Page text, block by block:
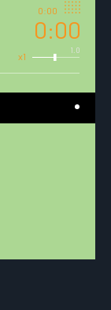
0:00
0:00
1.0
x1